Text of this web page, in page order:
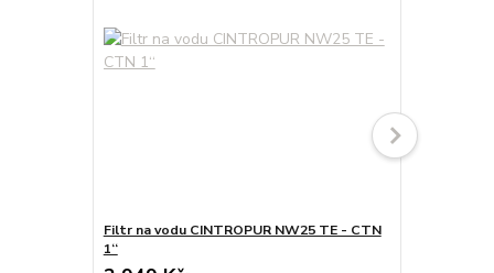
Filtr na vodu CINTROPUR NW25 TE - CTN
1‘‘